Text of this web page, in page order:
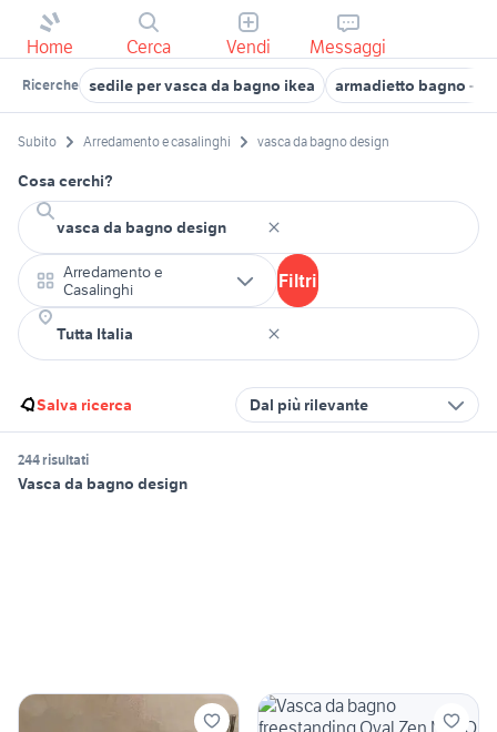
Home Cerca Vendi Messaggi
Ricerche sedile per vasca da bagno ikea armadietto bagno -
Subito Arredamento e casalinghi vasca da bagno design
Cosa cerchi?
Arredamento e
Casalinghi
Filtri
Salva ricerca Dal più rilevante
244 risultati
Vasca da bagno design